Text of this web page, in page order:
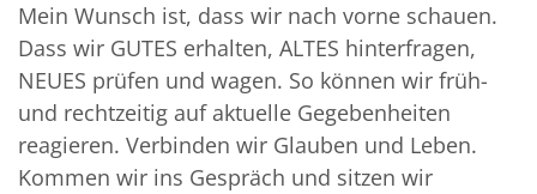
Mein Wunsch ist, dass wir nach vorne schauen.
Dass wir GUTES erhalten, ALTES hinterfragen,
NEUES prüfen und wagen. So können wir früh-
und rechtzeitig auf aktuelle Gegebenheiten
reagieren. Verbinden wir Glauben und Leben.
Kommen wir ins Gespräch und sitzen wir